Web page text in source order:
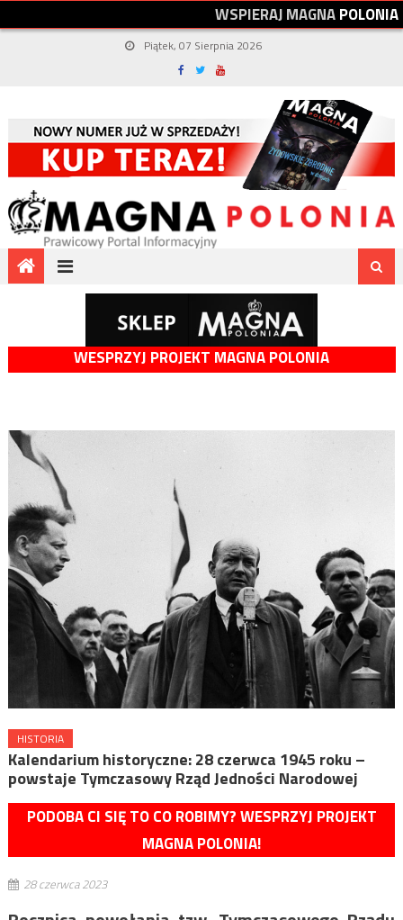
WSPIERAJMAGNAPOLONIA
Piątek, 07 Sierpnia 2026
WESPRZYJ PROJEKT MAGNA POLONIA
HISTORIA
Kalendarium historyczne: 28 czerwca 1945 roku –
powstaje Tymczasowy Rząd Jedności Narodowej
PODOBA CI SIĘ TO CO ROBIMY? WESPRZYJ PROJEKT
MAGNA POLONIA!
28 czerwca 2023